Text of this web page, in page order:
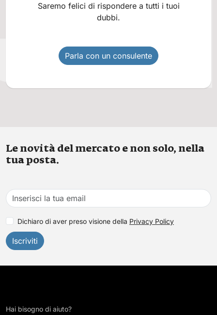
Saremo felici di rispondere a tutti i tuoi
dubbi.
Parla con un consulente
Le novità del mercato e non solo, nella
tua posta.
Dichiaro di aver preso visione della Privacy Policy
Iscriviti
Hai bisogno di aiuto?